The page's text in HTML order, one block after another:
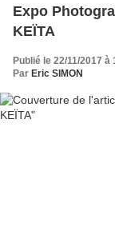
Expo
KEÏTA
Publié le 22/11/2017 à
Par Eric SIMON